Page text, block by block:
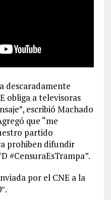
descaradamente
obliga a televisoras
escribió Machado
que “me
partido
prohiben difundir
#CensuraEsTrampa”.
por el CNE a la